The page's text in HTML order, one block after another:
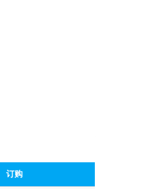
订购